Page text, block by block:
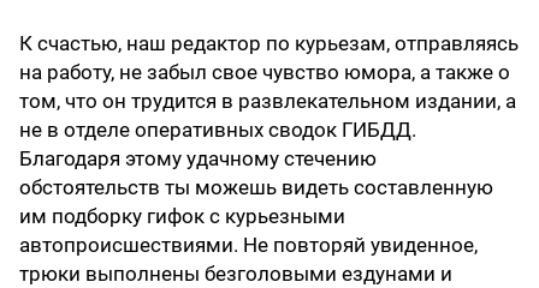
К счастью, наш редактор по курьезам, отправляясь
на работу, не забыл свое чувство юмора, а также о
том, что он трудится в развлекательном издании, а
не в отделе оперативных сводок ГИБДД.
Благодаря этому удачному стечению
обстоятельств ты можешь видеть составленную
им подборку гифок с курьезными
автопроисшествиями. Не повторяй увиденное,
трюки выполнены безголовыми ездунами и